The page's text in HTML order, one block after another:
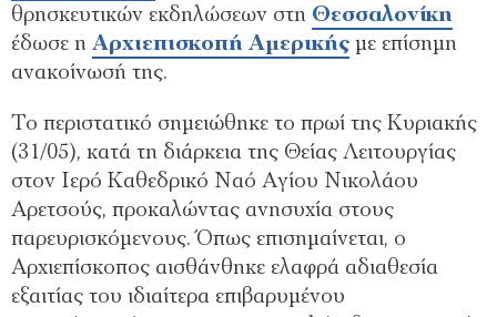
θρησκευτικών εκδηλώσεων στη Θεσσαλονίκη
έδωσε η Αρχιεπισκοπή Αμερικής με επίσημη
ανακοίνωσή της.
Το περιστατικό σημειώθηκε το πρωί της Κυριακής
(31/05), κατά τη διάρκεια της Θείας Λειτουργίας
στον Ιερό Καθεδρικό Ναό Αγίου Νικολάου
Αρετσούς, προκαλώντας ανησυχία στους
παρευρισκόμενους. Όπως επισημαίνεται, ο
Αρχιεπίσκοπος αισθάνθηκε ελαφρά αδιαθεσία
εξαιτίας του ιδιαίτερα επιβαρυμένου